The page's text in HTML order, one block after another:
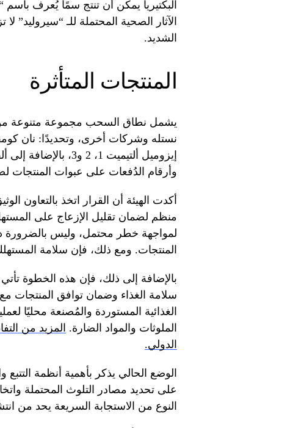
البكتيريا يمكن أن تنتج سمًا يُعرف
الآثار الصحية المحتملة للـ “سيروليد”
الشديد.
المنتجات المتأثرة
يشمل نطاق السحب مجموعة متنوعة
إيزوميل ألتيميت 1، 2
وأرقام الدُفعات على عبوات المنتجات
أكدت الهيئة أن القرار اتخذ بالتعاون
منظم لضمان تقليل الإزعاج على
لمواجهة خطر محتمل، وليس بالضرورة
المنتجات. ومع ذلك، فإن سلامة
بالإضافة إلى ذلك، فإن هذه الخطوة
سلامة الغذاء وضمان توافق المنتجات
الغذائية المستوردة والمُصنعة محليًا
الملوثات والمواد الضارة. المزيد من
الدولي.
الوضع الحالي يذكر بأهمية أنظمة
على تحديد مصادر التلوث المحتملة
النوع من الاستجابة السريعة يحد من